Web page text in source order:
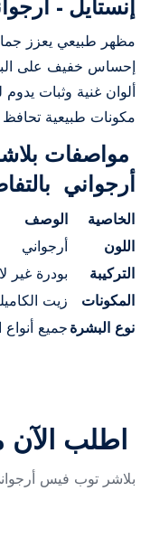
إنستايل -
مظهر طبيعي يعزز
إحساس خفيف على
ألوان غنية وثبات
مكونات طبيعية
مواصفات
أرجواني
الخاصية
الوصف
اللون
أرجواني
التركيبة
بودرة غير
المكونات
زيت
نوع البشرةجميع أنواع
اطلب الآن
بلاشر توب فيس